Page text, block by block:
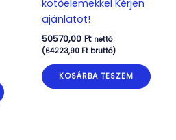
kötőelemekkel Kérjen
ajánlatot!
50570,00 Ft nettó
(64223,90 Ftbruttó)
KOSÁRBA TESZEM